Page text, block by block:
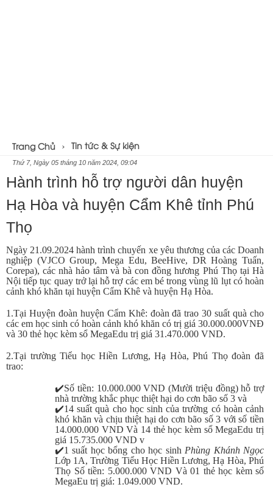
Trang Chủ Tin tức & Sự kiện
Thứ 7, Ngày 05 tháng 10 năm 2024, 09:04
Hành trình hỗ trợ người dân huyện
Hạ Hòa và huyện Cẩm Khê tỉnh Phú
Thọ
Ngày 21.09.2024 hành trình chuyến xe yêu thương của các Doanh
nghiệp (VJCO Group, Mega Edu, BeeHive, DR Hoàng Tuấn,
Corepa), các nhà hảo tâm và bà con đồng hương Phú Thọ tại Hà
Nội tiếp tục quay trở lại hỗ trợ các em bé trong vùng lũ lụt có hoàn
cảnh khó khăn tại huyện Cẩm Khê và huyện Hạ Hòa.
1.Tại Huyện đoàn huyện Cẩm Khê: đoàn đã trao 30 suất quà cho
các em học sinh có hoàn cảnh khó khăn có trị giá 30.000.000VNĐ
và 30 thẻ học kèm sổ MegaEdu trị giá 31.470.000 VND.
2.Tại trường Tiểu học Hiền Lương, Hạ Hòa, Phú Thọ đoàn đã
trao:
✔️Số tiền: 10.000.000 VND (Mười triệu đồng) hỗ trợ
nhà trường khắc phục thiệt hại do cơn bão số 3 và
✔️14 suất quà cho học sinh của trường có hoàn cảnh
khó khăn và chịu thiệt hại do cơn bão số 3 với số tiền
14.000.000 VND Và 14 thẻ học kèm sổ MegaEdu trị
giá 15.735.000 VND v
✔️1 suất học bổng cho học sinh Phùng Khánh Ngọc
Lớp 1A, Trường Tiểu Học Hiền Lương, Hạ Hòa, Phú
Thọ Số tiền: 5.000.000 VND Và 01 thẻ học kèm sổ
MegaEu trị giá: 1.049.000 VND.